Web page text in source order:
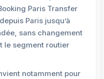
Paris Transfer
Paris jusqu’à
sans changement
le segment routier
notamment pour